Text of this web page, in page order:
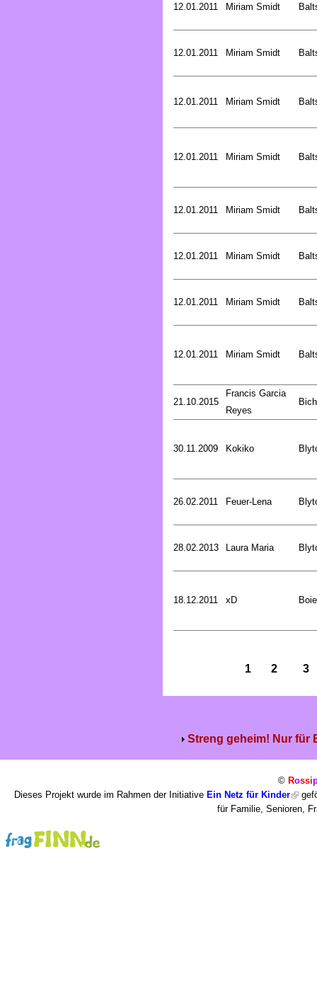
12.01.2011 Miriam Smidt
12.01.2011 Miriam Smidt
12.01.2011 Miriam Smidt
12.01.2011 Miriam Smidt
12.01.2011 Miriam Smidt
12.01.2011 Miriam Smidt
12.01.2011 Miriam Smidt
12.01.2011 Miriam Smidt
21.10.2015
Francis Garcia
Reyes
30.11.2009 Kokiko
26.02.2011 Feuer-Lena
28.02.2013 Laura Maria
18.12.2011 xD
1 2 3
Streng geheim! Nur für
© Rossi
Dieses Projekt wurde im Rahmen der Initiative Ein Netz für Kinder
für Familie, Senioren,